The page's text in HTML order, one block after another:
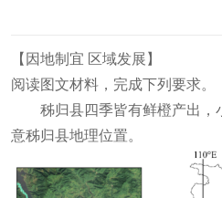
【 因地制宜 区域发展 】
阅读图文材料，完成下列要求。
秭归县四季皆有鲜橙产出，
意秭归县地理位置。